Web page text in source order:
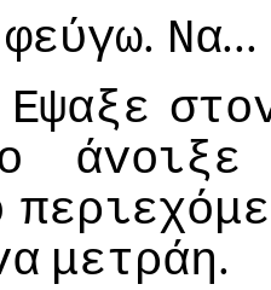
φεύγω. Να...
Εψαξε
άvoιξε
μετράη.